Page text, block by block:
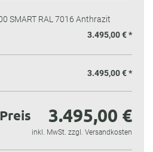
SMART RAL 7016 Anthrazit
3.495,00 € *
3.495,00 €*
3.495,00 €
inkl. MwSt. zzgl. Versandkosten